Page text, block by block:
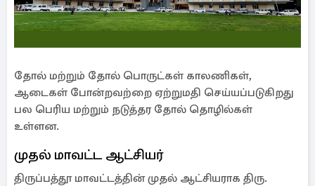
தோல் மற்றும் தோல் பொருட்கள் காலணிகள்,
ஆடைகள் போன்றவற்றை ஏற்றுமதி செய்யப்படுகிறது
பல பெரிய மற்றும் நடுத்தர தோல் தொழில்கள்
உள்ளன.
முதல் மாவட்ட ஆட்சியர்
திருப்பத்தூ மாவட்டத்தின் முதல் ஆட்சியராக திரு.